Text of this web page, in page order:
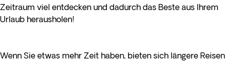
Zeitraum viel entdecken und dadurch das Beste aus Ihrem
Urlaub herausholen!
Wenn Sie etwas mehr Zeit haben, bieten sich längere Reisen